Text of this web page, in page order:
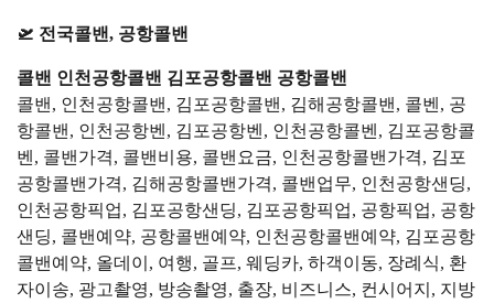
🛫 전국콜밴, 공항콜밴
콜밴 인천공항콜밴 김포공항콜밴 공항콜밴
콜밴, 인천공항콜밴, 김포공항콜밴, 김해공항콜밴, 콜벤, 공
항콜밴, 인천공항벤, 김포공항벤, 인천공항콜벤, 김포공항콜
벤, 콜밴가격, 콜밴비용, 콜밴요금, 인천공항콜밴가격, 김포
공항콜밴가격, 김해공항콜밴가격, 콜밴업무, 인천공항샌딩,
인천공항픽업, 김포공항샌딩, 김포공항픽업, 공항픽업, 공항
샌딩, 콜밴예약, 공항콜밴예약, 인천공항콜밴예약, 김포공항
콜밴예약, 올데이, 여행, 골프, 웨딩카, 하객이동, 장례식, 환
자이송, 광고촬영, 방송촬영, 출장, 비즈니스, 컨시어지, 지방